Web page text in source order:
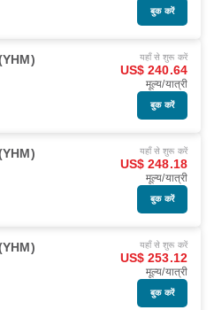
बुक करें
यहाँ से शुरू करें
US$ 240.64
मूल्य/यात्री
बुक करें
यहाँ से शुरू करें
US$ 248.18
मूल्य/यात्री
बुक करें
यहाँ से शुरू करें
US$ 253.12
मूल्य/यात्री
बुक करें